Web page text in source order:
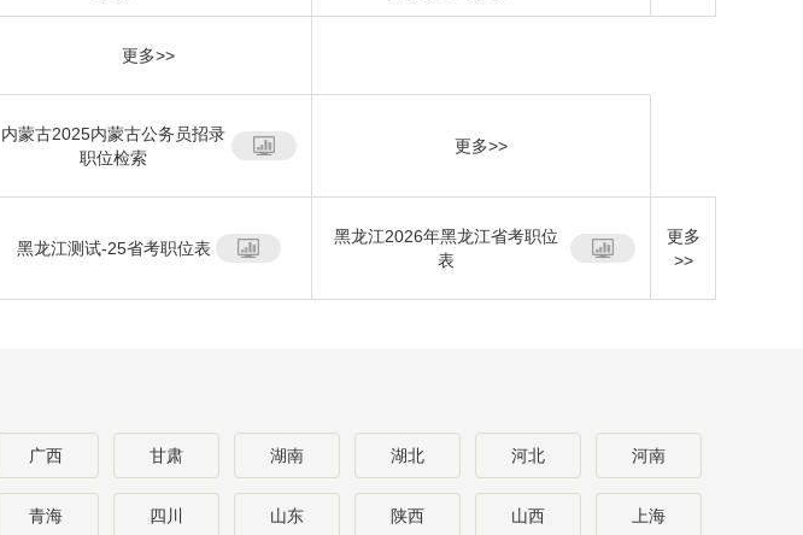
更多>>
内蒙古2025内蒙古公务员招录
职位检索
更多>>
黑龙江测试-25省考职位表
黑龙江2026年黑龙江省考职位
表
更多
>>
广西 甘肃 湖南 湖北 河北 河南
青海 四川 山东 陕西 山西 上海